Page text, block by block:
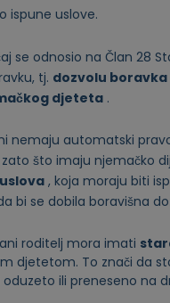
ispune uslove.
se odnosio na Član 28
tj. dozvolu
djeteta .
nemaju automatski
što imaju njemačko
, koja moraju biti
bi se dobila boravišna
roditelj mora imati
djetetom. To znači da
ili preneseno na